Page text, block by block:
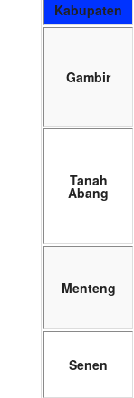
Kabupaten
Gambir
Tanah
Abang
Menteng
Senen